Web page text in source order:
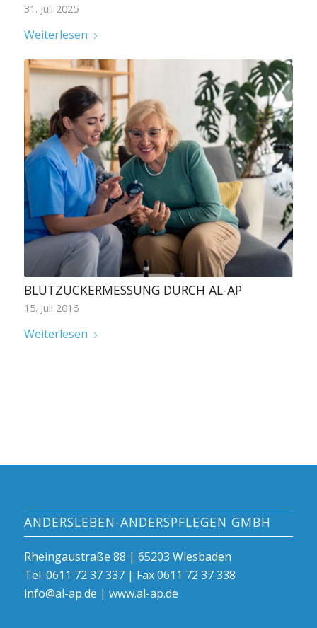
31. Juli 2025
Weiterlesen
BLUTZUCKERMESSUNG DURCH AL-AP
15. Juli 2016
Weiterlesen
ANDERSLEBEN-ANDERSPFLEGEN GMBH
Rheingaustraße 88 | 65203 Wiesbaden
Tel. 0611 72 37 337 | Fax 0611 72 37 338
info@al-ap.de | www.al-ap.de